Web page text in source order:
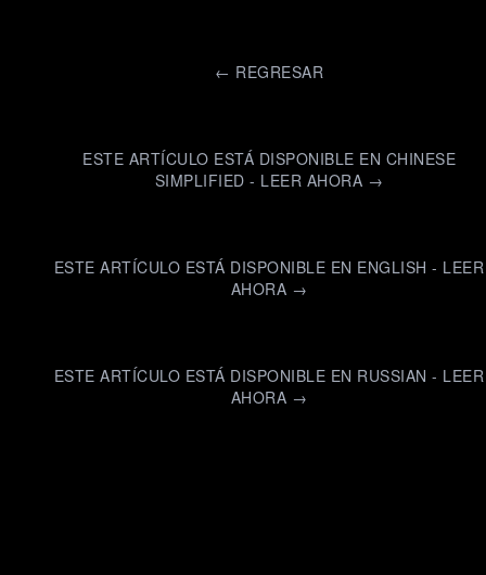
← REGRESAR
ESTE ARTÍCULO ESTÁ DISPONIBLE EN CHINESE
SIMPLIFIED - LEER AHORA →
ESTE ARTÍCULO ESTÁ DISPONIBLE EN ENGLISH - LEER
AHORA →
ESTE ARTÍCULO ESTÁ DISPONIBLE EN RUSSIAN - LEER
AHORA →